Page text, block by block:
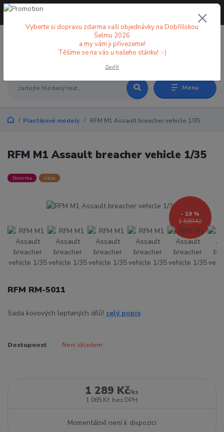
Menu
+420 773 998 582
Plastikové modely RFM M1 Assault breacher vehicle 1/35
RFM M1 Assault breacher vehicle 1/35
Novinka Akce
1 589 Kč
- 19 %
RFM RM-5011
Sada kovových leptaných dílů! celý popis
Dostupnost Není skladem
1 289 Kč/ks
1 065 Kč bez DPH
Momentálně není k dispozici
Vyberte si dopravu zdarma vaší objednávky na Dobříšskou
Šelmu 2026
a my vám ji přivezeme!
Těšíme se na vás u našeho stánku! :-)
Zavřít